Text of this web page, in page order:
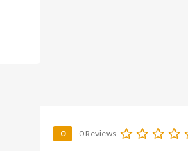
0 0 Reviews